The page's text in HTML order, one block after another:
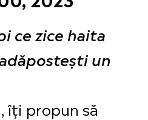
ce zice haita
un
îți propun să